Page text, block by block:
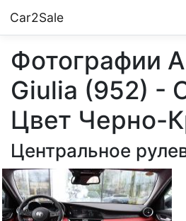
Car2Sale
Фотографии
Giulia (952) -
Цвет Черно-
Центральное